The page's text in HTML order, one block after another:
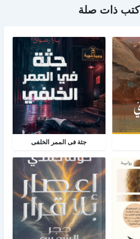
كتب ذات صلة
جثة فى الممر الخلفى